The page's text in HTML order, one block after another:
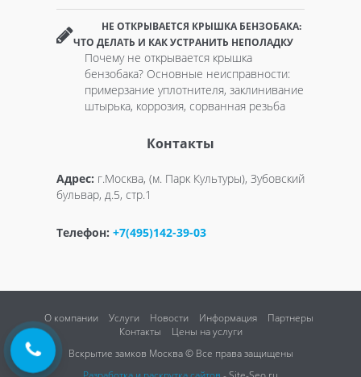
НЕ ОТКРЫВАЕТСЯ КРЫШКА БЕНЗОБАКА:
ЧТО ДЕЛАТЬ И КАК УСТРАНИТЬ НЕПОЛАДКУ
Почему не открывается крышка
бензобака? Основные неисправности:
примерзание уплотнителя, заклинивание
штырька, коррозия, сорванная резьба
Контакты
Адрес: г.Москва, (м. Парк Культуры), Зубовский
бульвар, д.5, стр.1
Телефон: +7(495)142-39-03
О компании Услуги Новости Информация
Партнеры
Контакты
Цены на услуги
Вскрытие замков Москва © Все права защищены